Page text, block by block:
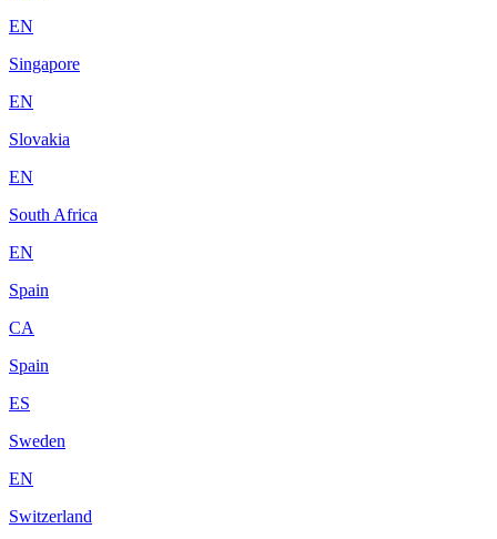
EN
Singapore
EN
Slovakia
EN
South Africa
EN
Spain
CA
Spain
ES
Sweden
EN
Switzerland